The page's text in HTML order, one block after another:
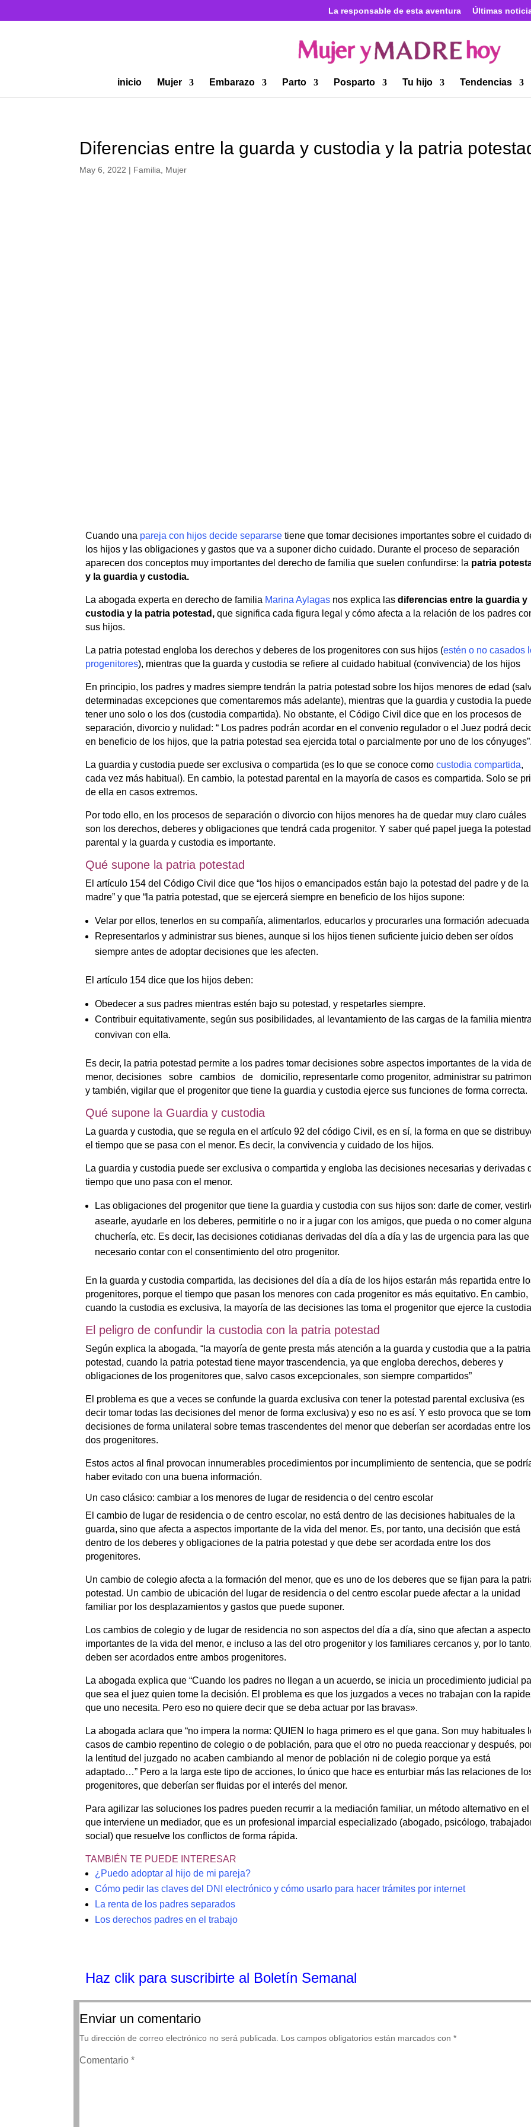
La responsable de esta aventura Últimas
inicio Mujer Embarazo Parto Posparto Tu hijo Tendencias
Diferencias entre la guarda y custodia y la patria
May 6, 2022 | Familia Mujer
Cuando una pareja con hijos decide separarse tiene que tomar decisiones importantes sobre el cuidado
los hijos y las obligaciones y gastos que va a suponer dicho cuidado. Durante el proceso de separación
aparecen dos conceptos muy importantes del derecho de familia que suelen confundirse: la patria
y la guardia y custodia.
La abogada experta en derecho de familia Marina Aylagas nos explica lasdiferencias entre la guardia y
custodia y la patria potestad,que significa cada figura legal y cómo afecta a la relación de los padres
sus hijos.
La patria potestad engloba los derechos y deberes de los progenitores con sus hijos (estén o no casados
progenitores), mientras que la guarda y custodia se refiere al cuidado habitual (convivencia) de los hijos
En principio, los padres y madres siempre tendrán la patria potestad sobre los hijos menores de edad
determinadas excepciones que comentaremos más adelante), mientras que la guardia y custodia la puede
tener uno solo o los dos (custodia compartida). No obstante, el Código Civil dice que en los procesos de
separación, divorcio y nulidad: “ Los padres podrán acordar en el convenio regulador o el Juez podrá
en beneficio de los hijos, que la patria potestad sea ejercida total o parcialmente por uno de los cónyuges”.
La guardia y custodia puede ser exclusiva o compartida (es lo que se conoce como custodia compartida,
cada vez más habitual). En cambio, la potestad parental en la mayoría de casos es compartida. Solo se
de ella en casos extremos.
Por todo ello, en los procesos de separación o divorcio con hijos menores ha de quedar muy claro cuáles
son los derechos, deberes y obligaciones que tendrá cada progenitor. Y saber qué papel juega la potestad
parental y la guarda y custodia es importante.
Qué supone la patria potestad
El artículo 154 del Código Civil dice que “los hijos o emancipados están bajo la potestad del padre y de la
madre” y que “la patria potestad, que se ejercerá siempre en beneficio de los hijos supone:
Velar por ellos, tenerlos en su compañía, alimentarlos, educarlos y procurarles una formación adecuada
Representarlos y administrar sus bienes, aunque si los hijos tienen suficiente juicio deben ser oídos
siempre antes de adoptar decisiones que les afecten.
El artículo 154 dice que los hijos deben:
Obedecer a sus padres mientras estén bajo su potestad, y respetarles siempre.
Contribuir equitativamente, según sus posibilidades, al levantamiento de las cargas de la familia
convivan con ella.
Es decir, la patria potestad permite a los padres tomar decisiones sobre aspectos importantes de la vida
menor, decisiones sobre cambios de domicilio, representarle como progenitor, administrar su
y también, vigilar que el progenitor que tiene la guardia y custodia ejerce sus funciones de forma correcta.
Qué supone la Guardia y custodia
La guarda y custodia, que se regula en el artículo 92 del código Civil, es en sí, la forma en que se
el tiempo que se pasa con el menor. Es decir, la convivencia y cuidado de los hijos.
La guardia y custodia puede ser exclusiva o compartida y engloba las decisiones necesarias y derivadas
tiempo que uno pasa con el menor.
Las obligaciones del progenitor que tiene la guardia y custodia con sus hijos son: darle de comer,
asearle, ayudarle en los deberes, permitirle o no ir a jugar con los amigos, que pueda o no comer alguna
chuchería, etc. Es decir, las decisiones cotidianas derivadas del día a día y las de urgencia para las que
necesario contar con el consentimiento del otro progenitor.
En la guarda y custodia compartida, las decisiones del día a día de los hijos estarán más repartida entre
progenitores, porque el tiempo que pasan los menores con cada progenitor es más equitativo. En cambio,
cuando la custodia es exclusiva, la mayoría de las decisiones las toma el progenitor que ejerce la
El peligro de confundir la custodia con la patria potestad
Según explica la abogada, “la mayoría de gente presta más atención a la guarda y custodia que a la patria
potestad, cuando la patria potestad tiene mayor trascendencia, ya que engloba derechos, deberes y
obligaciones de los progenitores que, salvo casos excepcionales, son siempre compartidos”
El problema es que a veces se confunde la guarda exclusiva con tener la potestad parental exclusiva (es
decir tomar todas las decisiones del menor de forma exclusiva) y eso no es así. Y esto provoca que se
decisiones de forma unilateral sobre temas trascendentes del menor que deberían ser acordadas entre los
dos progenitores.
Estos actos al final provocan innumerables procedimientos por incumplimiento de sentencia, que se
haber evitado con una buena información.
Un caso clásico: cambiar a los menores de lugar de residencia o del centro escolar
El cambio de lugar de residencia o de centro escolar, no está dentro de las decisiones habituales de la
guarda, sino que afecta a aspectos importante de la vida del menor. Es, por tanto, una decisión que está
dentro de los deberes y obligaciones de la patria potestad y que debe ser acordada entre los dos
progenitores.
Un cambio de colegio afecta a la formación del menor, que es uno de los deberes que se fijan para la
potestad. Un cambio de ubicación del lugar de residencia o del centro escolar puede afectar a la unidad
familiar por los desplazamientos y gastos que puede suponer.
Los cambios de colegio y de lugar de residencia no son aspectos del día a día, sino que afectan a
importantes de la vida del menor, e incluso a las del otro progenitor y los familiares cercanos y, por lo tanto,
deben ser acordados entre ambos progenitores.
La abogada explica que “Cuando los padres no llegan a un acuerdo, se inicia un procedimiento judicial
que sea el juez quien tome la decisión. El problema es que los juzgados a veces no trabajan con la
que uno necesita. Pero eso no quiere decir que se deba actuar por las bravas».
La abogada aclara que “no impera la norma: QUIEN lo haga primero es el que gana. Son muy habituales
casos de cambio repentino de colegio o de población, para que el otro no pueda reaccionar y después,
la lentitud del juzgado no acaben cambiando al menor de población ni de colegio porque ya está
adaptado…” Pero a la larga este tipo de acciones, lo único que hace es enturbiar más las relaciones de
progenitores, que deberían ser fluidas por el interés del menor.
Para agilizar las soluciones los padres pueden recurrir a la mediación familiar, un método alternativo en el
que interviene un mediador, que es un profesional imparcial especializado (abogado, psicólogo,
social) que resuelve los conflictos de forma rápida.
TAMBIÉN TE PUEDE INTERESAR
¿Puedo adoptar al hijo de mi pareja?
Cómo pedir las claves del DNI electrónico y cómo usarlo para hacer trámites por internet
La renta de los padres separados
Los derechos padres en el trabajo
Haz clik para suscribirte al Boletín Semanal
Enviar un comentario
Tu dirección de correo electrónico no será publicada. Los campos obligatorios están marcados con*
Comentario*